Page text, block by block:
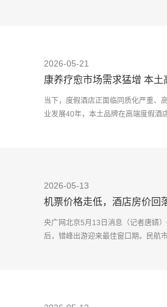
2026-05-21
康养疗愈市场需求猛增 本
当下，度假酒店正面临同质化严重、
业发展40年，本土品牌在高端度假酒
2026-05-13
机票价格走低，酒店房价回
央广网北京5月13日消息（记者唐婧
后，错峰出游迎来最佳窗口期。民航